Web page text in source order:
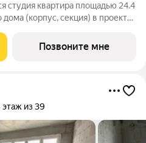
студия квартира площадью 24.4
(корпус, секция) в проекте
14 минут на
Позвоните мне
этаж из 39